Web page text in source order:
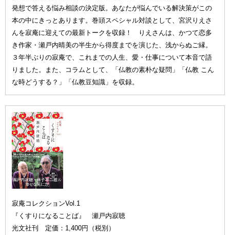
発想で答える悩み相談の決定版。あなたが悩んでいる解決策がこの
本の中にきっとあります。巻頭スペシャル対談として、宮沢りえさ
んを寂庵に迎えての最新トークを収録！ りえさんは、かつて恋多
き作家・瀬戸内晴美の半生から得度までを演じた、浅からぬご縁。
３年半ぶりの寂庵で、これまでの人生、愛・仕事について本音で語
りました。また、コラムとして、「仏教の素朴な疑問」「仏教 こん
な時どうする？」「仏教豆知識」を収録。
寂庵コレクションVol.1
『くすりになることば』 瀬戸内寂聴
光文社刊 定価：1,400円（税別）